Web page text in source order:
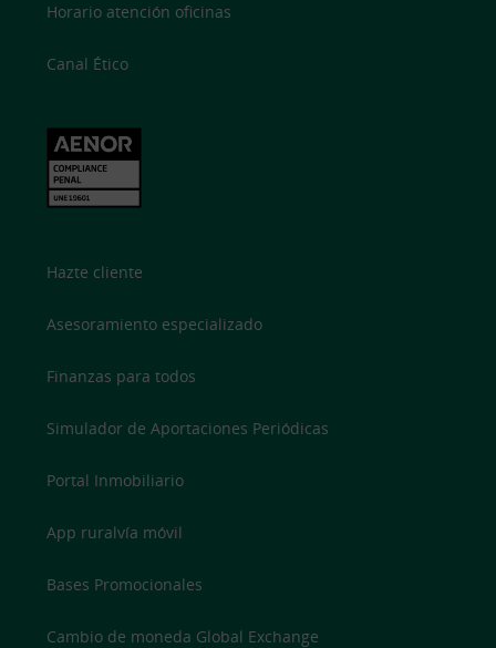
Horario atención oficinas
Canal Ético
Hazte cliente
Asesoramiento especializado
Finanzas para todos
Simulador de Aportaciones Periódicas
Portal Inmobiliario
App ruralvía móvil
Bases Promocionales
Cambio de moneda Global Exchange